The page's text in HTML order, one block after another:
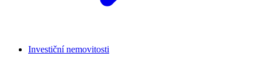
Investiční nemovitosti